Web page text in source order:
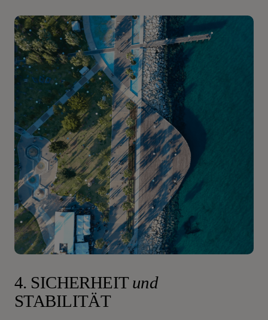
4. SICHERHEITund
STABILITÄT